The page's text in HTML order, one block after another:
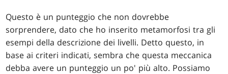
Questo è un punteggio che non dovrebbe
sorprendere, dato che ho inserito metamorfosi tra gli
esempi della descrizione dei livelli. Detto questo, in
base ai criteri indicati, sembra che questa meccanica
debba avere un punteggio un po' più alto. Possiamo